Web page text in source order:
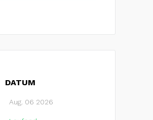
DATUM
Aug. 06 2026